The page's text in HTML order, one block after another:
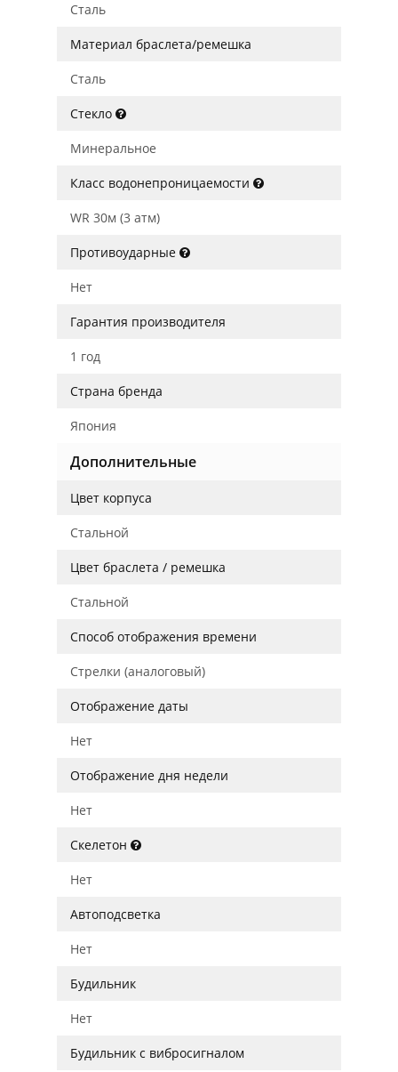
Сталь
Материал браслета/ремешка
Сталь
Стекло
Минеральное
Класс водонепроницаемости
WR 30м (3 атм)
Противоударные
Нет
Гарантия производителя
1 год
Страна бренда
Япония
Дополнительные
Цвет корпуса
Стальной
Цвет браслета / ремешка
Стальной
Способ отображения времени
Стрелки (аналоговый)
Отображение даты
Нет
Отображение дня недели
Нет
Скелетон
Нет
Автоподсветка
Нет
Будильник
Нет
Будильник с вибросигналом